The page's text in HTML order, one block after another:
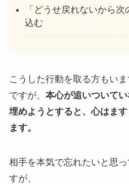
「どうせ戻れないから
込む
こうした行動を取る方もいま
ですが、 本心が追いついて
埋めようとすると、心はま
ます。
相手を本気で忘れたいと思
すが、